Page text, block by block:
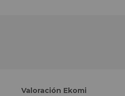
Valoración Ekomi